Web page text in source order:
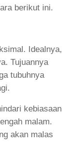
berikut ini.
Idealnya,
Tujuannya
tubuhnya
kebiasaan
malam.
akan malas